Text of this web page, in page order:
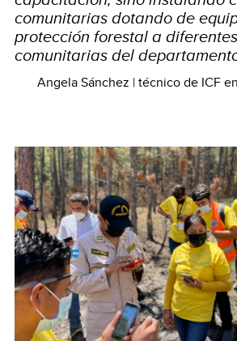
comunitarias dotando de
protección forestal a
comunitarias del
Angela Sánchez | técnico de ICF